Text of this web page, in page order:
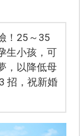
！25～35
生小孩，可
，以降低母
招，祝新婚